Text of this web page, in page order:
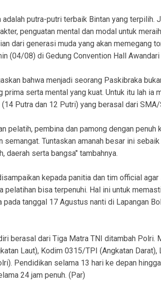
putra-putri terbaik Bintan yang terpilih.
penguatan mental dan modal untuk
dari generasi muda yang akan memegang
(04/08) di Gedung Convention Hall
bahwa menjadi seorang Paskibraka
serta mental yang kuat. Untuk itu lah ia
Putra dan 12 Putri) yang berasal dari
pelatih, pembina dan pamong dengan penuh
semangat. Tuntaskan amanah besar ini
daerah serta bangsa" tambahnya.
kepada panitia dan tim official
pelatihan bisa terpenuhi. Hal ini untuk
pada tanggal 17 Agustus nanti di Lapangan
berasal dari Tiga Matra TNI ditambah Polri.
Laut), Kodim 0315/TPI (Angkatan Darat),
Pendidikan selama 13 hari ke depan
24 jam penuh. (Par)